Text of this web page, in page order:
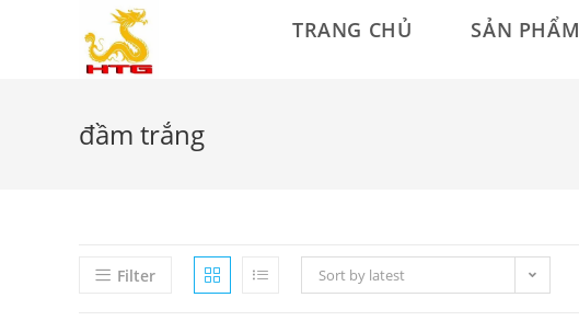
TRANG CHỦ SẢN PHẨM
đầm trắng
Filter Sort by latest